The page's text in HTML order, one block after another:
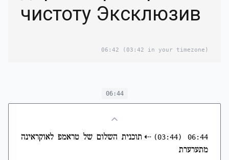
чистоту Эксклюзив
06:42 (03:42 in your timezone)
06:44
06:44
(03:44)
⇠ תוכנית השלום של טראמפ לאוקראינה
מתערערת